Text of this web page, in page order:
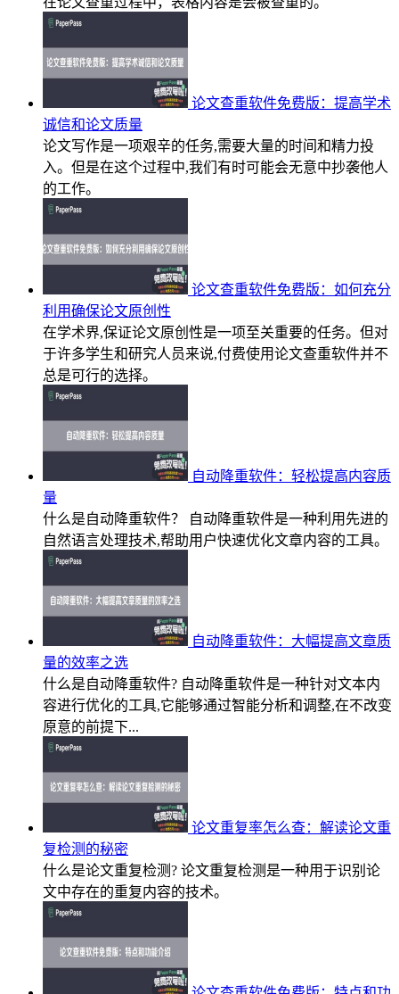
论文查重软件免费版：提高学术
诚信和论文质量
论文写作是一项艰辛的任务,需要大量的时间和精力投
入。但是在这个过程中,我们有时可能会无意中抄袭他人
的工作。
论文查重软件免费版：如何充分
利用确保论文原创性
在学术界,保证论文原创性是一项至关重要的任务。但对
于许多学生和研究人员来说,付费使用论文查重软件并不
总是可行的选择。
自动降重软件：轻松提高内容质
量
什么是自动降重软件？ 自动降重软件是一种利用先进的
自然语言处理技术,帮助用户快速优化文章内容的工具。
自动降重软件：大幅提高文章质
量的效率之选
什么是自动降重软件? 自动降重软件是一种针对文本内
容进行优化的工具,它能够通过智能分析和调整,在不改变
原意的前提下...
论文重复率怎么查：解读论文重
复检测的秘密
什么是论文重复检测? 论文重复检测是一种用于识别论
文中存在的重复内容的技术。